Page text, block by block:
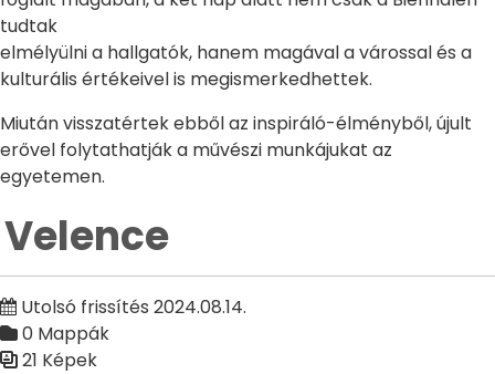
tudtak
elmélyülni a hallgatók, hanem magával a várossal és a
kulturális értékeivel is megismerkedhettek.
Miután visszatértek ebből az inspiráló-élményből, újult
erővel folytathatják a művészi munkájukat az
egyetemen.
Velence
Utolsó frissítés 2024.08.14.
0 Mappák
21 Képek